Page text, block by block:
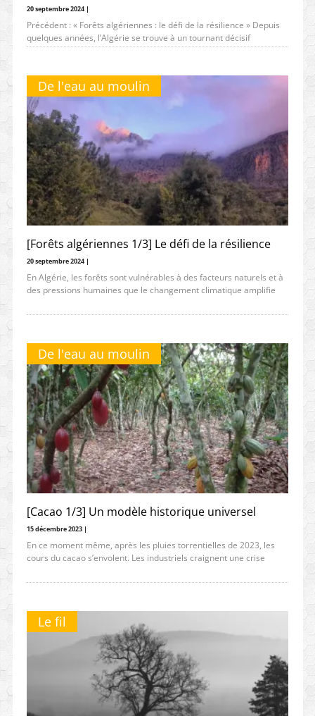
20 septembre 2024 |
Précédent : « Forêts algériennes : le défi de la résilience » Depuis
quelques années, l’Algérie se trouve à un tournant décisif
De l'eau au moulin
[Forêts algériennes 1/3] Le défi de la résilience
20 septembre 2024 |
En Algérie, les forêts sont vulnérables à des facteurs naturels et à
des pressions humaines que le changement climatique amplifie
De l'eau au moulin
[Cacao 1/3] Un modèle historique universel
15 décembre 2023 |
En ce moment même, après les pluies torrentielles de 2023, les
cours du cacao s’envolent. Les industriels craignent une crise
Le fil